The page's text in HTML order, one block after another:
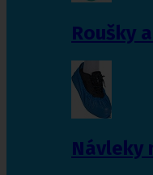
Roušky
Návleky